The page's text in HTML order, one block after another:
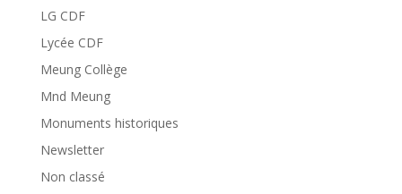
LG CDF
Lycée CDF
Meung Collège
Mnd Meung
Monuments historiques
Newsletter
Non classé